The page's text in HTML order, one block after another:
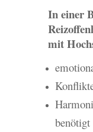
In einer
mit
benötigt